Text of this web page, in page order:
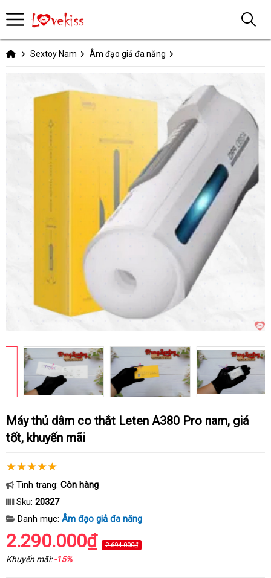
Sextoy Nam Âm đạo giả đa năng
Máy thủ dâm co thắt Leten A380 Pro nam, giá
tốt, khuyến mãi
Tình trạng: Còn hàng
Sku: 20327
Danh mục: Âm đạo giả đa năng
2.290.000₫ 2.694.000₫
Khuyến mãi:-15%